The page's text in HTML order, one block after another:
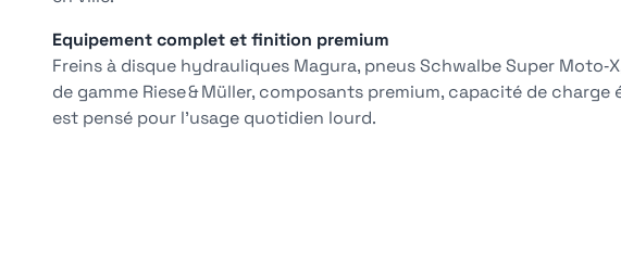
Equipement complet et finition premium
Freins à disque hydrauliques Magura, pneus Schwalbe Super
de gamme Riese & Müller, composants premium, capacité de charge
est pensé pour l’usage quotidien lourd.